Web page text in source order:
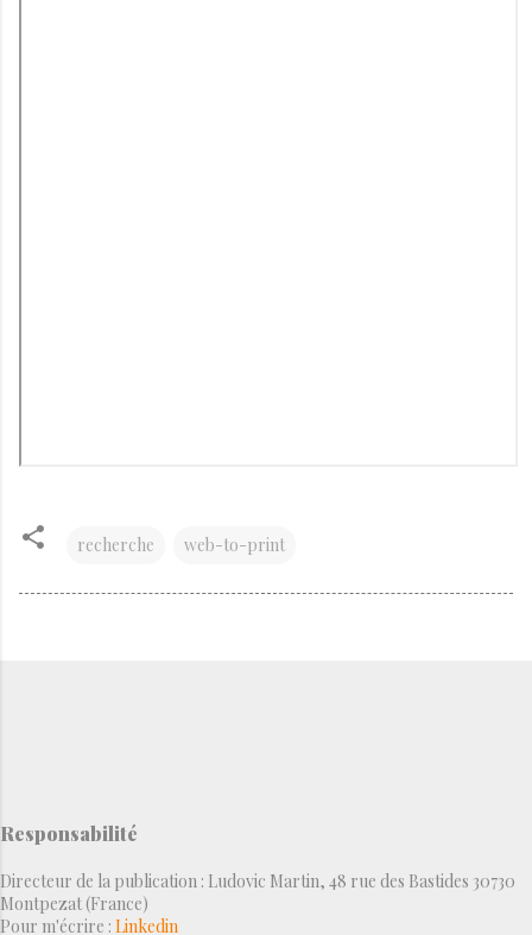
recherche web-to-print
Responsabilité
Directeur de la publication : Ludovic Martin, 48 rue des Bastides 30730
Montpezat (France)
Pour m'écrire : Linkedin